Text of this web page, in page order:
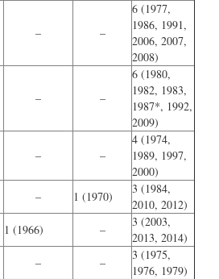
– –
6 (1977,
1986, 1991,
2006, 2007,
2008)
– –
6 (1980,
1982, 1983,
1987*, 1992,
2009)
– –
4 (1974,
1989, 1997,
2000)
– 1 (1970)
3 (1984,
2010, 2012)
1 (1966) –
3 (2003,
2013, 2014)
– –
3 (1975,
1976, 1979)